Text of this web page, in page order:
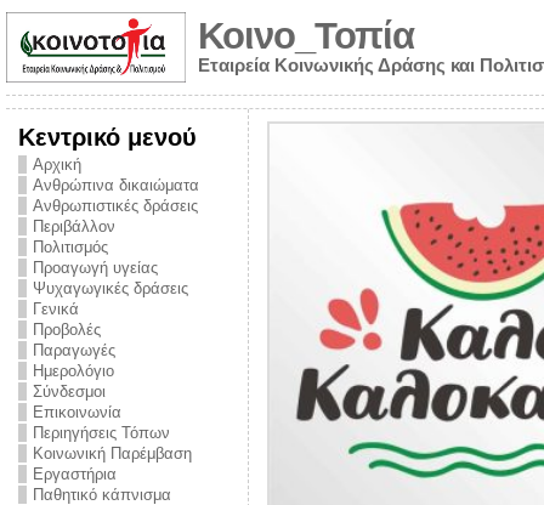
Κοινο_Τοπία
Εταιρεία Κοινωνικής Δράσης και
Κεντρικό μενού
Αρχική
Ανθρώπινα δικαιώματα
Ανθρωπιστικές δράσεις
Περιβάλλον
Πολιτισμός
Προαγωγή υγείας
Ψυχαγωγικές δράσεις
Γενικά
Προβολές
Παραγωγές
Ημερολόγιο
Σύνδεσμοι
Επικοινωνία
Περιηγήσεις Τόπων
Κοινωνική Παρέμβαση
Εργαστήρια
Παθητικό κάπνισμα
από την
την ημέρα
και
στο